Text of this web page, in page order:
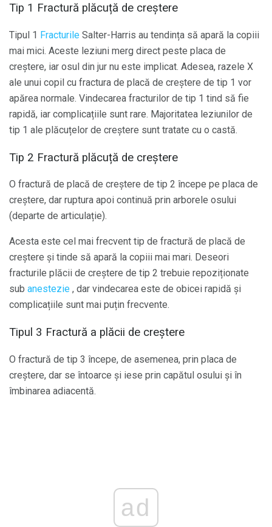
Tip 1 Fractură plăcuță de creștere
Tipul 1 Fracturile Salter-Harris au tendința să apară la copiii
mai mici. Aceste leziuni merg direct peste placa de
creștere, iar osul din jur nu este implicat. Adesea, razele X
ale unui copil cu fractura de placă de creștere de tip 1 vor
apărea normale. Vindecarea fracturilor de tip 1 tind să fie
rapidă, iar complicațiile sunt rare. Majoritatea leziunilor de
tip 1 ale plăcuțelor de creștere sunt tratate cu o castă.
Tip 2 Fractură plăcuță de creștere
O fractură de placă de creștere de tip 2 începe pe placa de
creștere, dar ruptura apoi continuă prin arborele osului
(departe de articulație).
Acesta este cel mai frecvent tip de fractură de placă de
creștere și tinde să apară la copiii mai mari. Deseori
fracturile plăcii de creștere de tip 2 trebuie repoziționate
sub anestezie , dar vindecarea este de obicei rapidă și
complicațiile sunt mai puțin frecvente.
Tipul 3 Fractură a plăcii de creștere
O fractură de tip 3 începe, de asemenea, prin placa de
creștere, dar se întoarce și iese prin capătul osului și în
îmbinarea adiacentă.
ad